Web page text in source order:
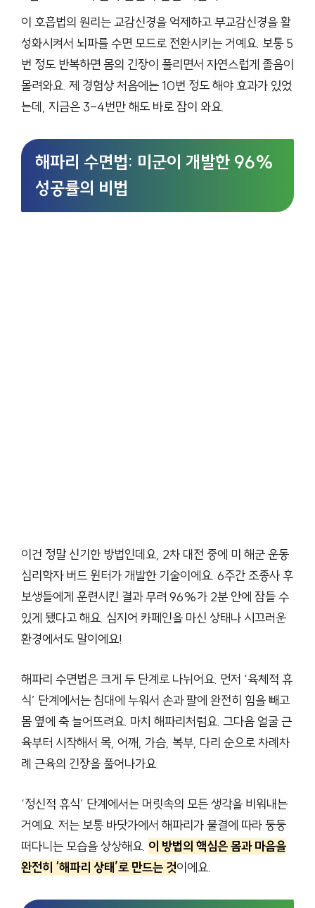
이 호흡법의 원리는 교감신경을 억제하고 부교감신경을 활
성화시켜서 뇌파를 수면 모드로 전환시키는 거예요. 보통 5
번 정도 반복하면 몸의 긴장이 풀리면서 자연스럽게 졸음이
몰려와요. 제 경험상 처음에는 10번 정도 해야 효과가 있었
는데, 지금은 3-4번만 해도 바로 잠이 와요.
해파리 수면법: 미군이 개발한 96%
성공률의 비법
이건 정말 신기한 방법인데요, 2차 대전 중에 미 해군 운동
심리학자 버드 윈터가 개발한 기술이에요. 6주간 조종사 후
보생들에게 훈련시킨 결과 무려 96%가 2분 안에 잠들 수
있게 됐다고 해요. 심지어 카페인을 마신 상태나 시끄러운
환경에서도 말이에요!
해파리 수면법은 크게 두 단계로 나뉘어요. 먼저 ‘육체적 휴
식’ 단계에서는 침대에 누워서 손과 팔에 완전히 힘을 빼고
몸 옆에 축 늘어뜨려요. 마치 해파리처럼요. 그다음 얼굴 근
육부터 시작해서 목, 어깨, 가슴, 복부, 다리 순으로 차례차
례 근육의 긴장을 풀어나가요.
‘정신적 휴식’ 단계에서는 머릿속의 모든 생각을 비워내는
거예요. 저는 보통 바닷가에서 해파리가 물결에 따라 둥둥
떠다니는 모습을 상상해요. 이 방법의 핵심은 몸과 마음을
완전히 ‘해파리 상태’로 만드는 것이에요.